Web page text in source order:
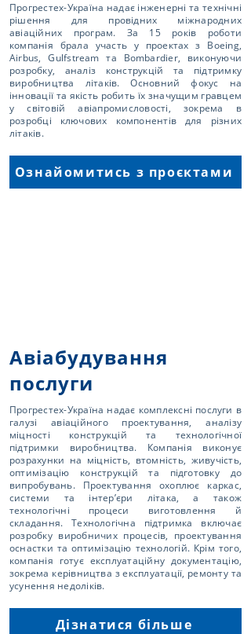
Прогрестех-Україна надає інженерні та технічні
рішення для провідних міжнародних
авіаційних програм. За 15 років роботи
компанія брала участь у проектах з Boeing,
Airbus, Gulfstream та Bombardier, виконуючи
розробку, аналіз конструкцій та підтримку
виробництва літаків. Основний фокус на
інновації та якість робить їх значущим гравцем
у світовій авіапромисловості, зокрема в
розробці ключових компонентів для різних
літаків.
Ознайомитись з проєктами
Авіабудування
послуги
Прогрестех-Україна надає комплексні послуги в
галузі авіаційного проектування, аналізу
міцності конструкцій та технологічної
підтримки виробництва. Компанія виконує
розрахунки на міцність, втомність, живучість,
оптимізацію конструкцій та підготовку до
випробувань. Проектування охоплює каркас,
системи та інтер’єри літака, а також
технологічні процеси виготовлення й
складання. Технологічна підтримка включає
розробку виробничих процесів, проектування
оснастки та оптимізацію технологій. Крім того,
компанія готує експлуатаційну документацію,
зокрема керівництва з експлуатації, ремонту та
усунення недоліків.
Дізнатися більше